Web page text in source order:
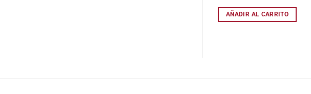
AÑADIR AL CARRITO